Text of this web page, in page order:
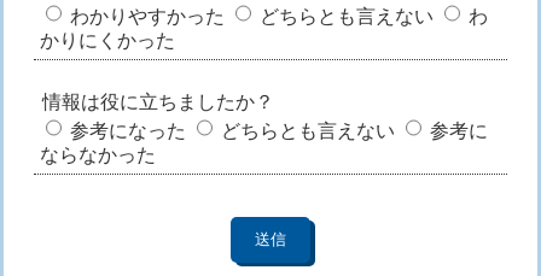
わかりやすかった
どちらとも言えない
わ
かりにくかった
情報は役に立ちましたか？
参考になった
どちらとも言えない
参考に
ならなかった